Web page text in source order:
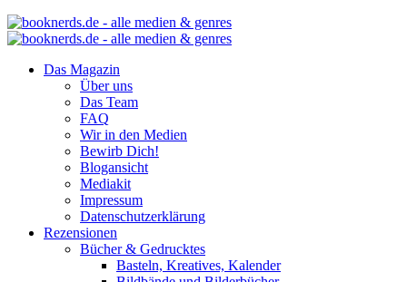
Das Magazin
Über uns
Das Team
FAQ
Wir in den Medien
Bewirb Dich!
Blogansicht
Mediakit
Impressum
Datenschutzerklärung
Rezensionen
Bücher & Gedrucktes
Basteln, Kreatives, Kalender